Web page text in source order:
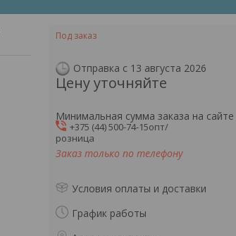
Под заказ
Отправка с 13 августа 2026
Цену уточняйте
Минимальная сумма заказа на
+375 (44) 500-74-15опт/
розница
Заказ только по телефону
Условия оплаты и доставки
График работы